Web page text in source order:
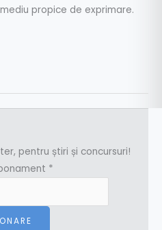
propice de exprimare.
pentru știri și concursuri!
*